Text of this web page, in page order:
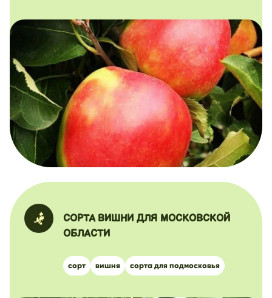
СОРТА ВИШНИ ДЛЯ МОСКОВСКОЙ
ОБЛАСТИ
сорт вишня сорта для подмосковья